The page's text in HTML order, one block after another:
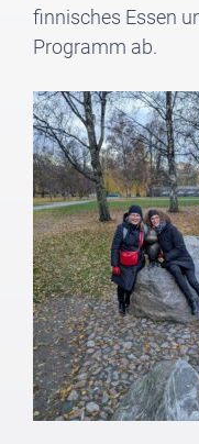
finnisches Essen
Programm ab.